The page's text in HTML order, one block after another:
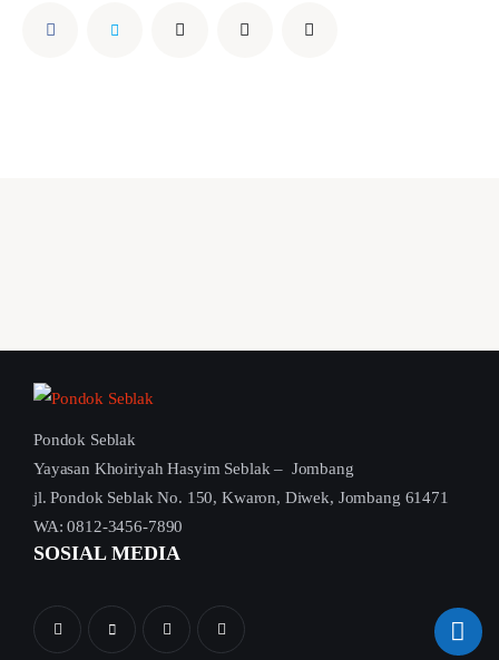
Pondok Seblak
Yayasan Khoiriyah Hasyim Seblak – Jombang
jl. Pondok Seblak No. 150, Kwaron, Diwek, Jombang 61471
WA: 0812-3456-7890
SOSIAL MEDIA